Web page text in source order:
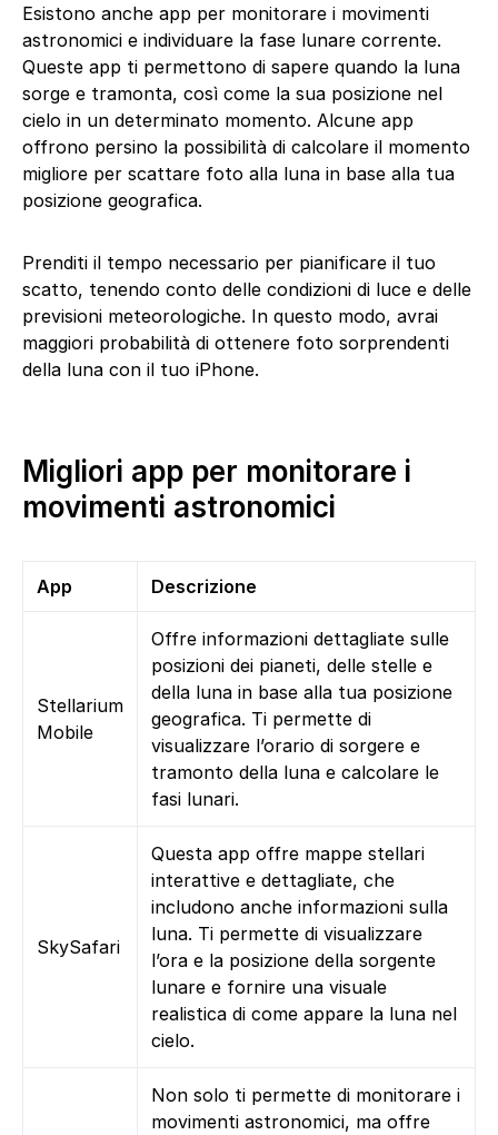
Esistono anche app per monitorare i movimenti
astronomici e individuare la fase lunare corrente.
Queste app ti permettono di sapere quando la luna
sorge e tramonta, così come la sua posizione nel
cielo in un determinato momento. Alcune app
offrono persino la possibilità di calcolare il momento
migliore per scattare foto alla luna in base alla tua
posizione geografica.
Prenditi il tempo necessario per pianificare il tuo
scatto, tenendo conto delle condizioni di luce e delle
previsioni meteorologiche. In questo modo, avrai
maggiori probabilità di ottenere foto sorprendenti
della luna con il tuo iPhone.
Migliori app per monitorare i
movimenti astronomici
App Descrizione
Stellarium
Mobile
Offre informazioni dettagliate sulle
posizioni dei pianeti, delle stelle e
della luna in base alla tua posizione
geografica. Ti permette di
visualizzare l’orario di sorgere e
tramonto della luna e calcolare le
fasi lunari.
SkySafari
Questa app offre mappe stellari
interattive e dettagliate, che
includono anche informazioni sulla
luna. Ti permette di visualizzare
l’ora e la posizione della sorgente
lunare e fornire una visuale
realistica di come appare la luna nel
cielo.
Non solo ti permette di monitorare i
movimenti astronomici, ma offre